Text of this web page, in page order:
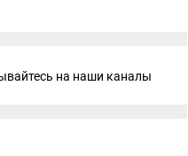
на наши каналы